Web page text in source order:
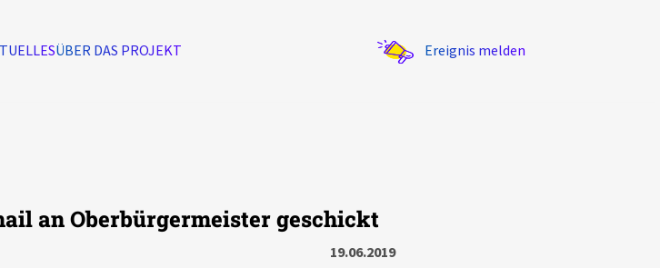
ÜBER DAS PROJEKT Ereignis melden
an Oberbürgermeister geschickt
19.06.2019
Statistik